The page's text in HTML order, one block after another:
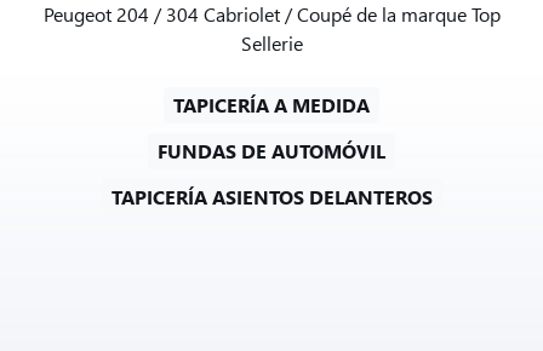
Peugeot 204 / 304 Cabriolet / Coupé de la marque Top
Sellerie
TAPICERÍA A MEDIDA
FUNDAS DE AUTOMÓVIL
TAPICERÍA ASIENTOS DELANTEROS